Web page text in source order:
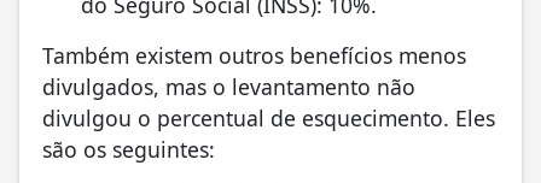
Também existem outros benefícios menos
divulgados, mas o levantamento não
divulgou o percentual de esquecimento. Eles
são os seguintes: